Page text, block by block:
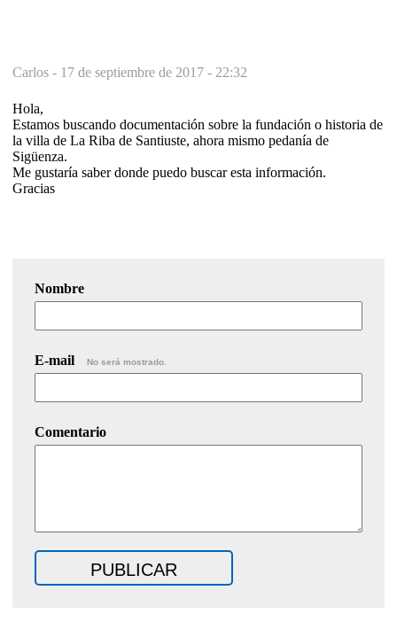
Carlos - 17 de septiembre de 2017 - 22:32
Hola,
Estamos buscando documentación sobre la fundación o historia de
la villa de La Riba de Santiuste, ahora mismo pedanía de
Sigüenza.
Me gustaría saber donde puedo buscar esta información.
Gracias
Nombre
E-mail No será mostrado.
Comentario